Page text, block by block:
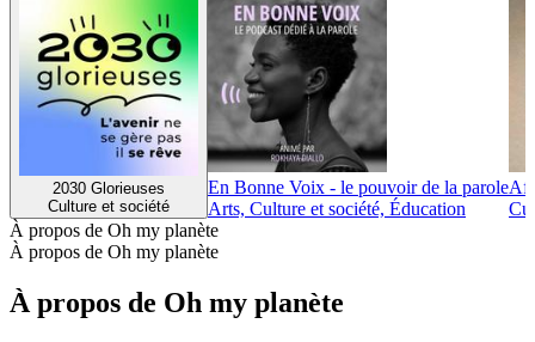
2030 Glorieuses
Culture et société
En Bonne Voix - le pouvoir de la parole
Arts, Culture et société, Éducation
À propos de Oh my planète
À propos de Oh my planète
À propos de Oh my planète